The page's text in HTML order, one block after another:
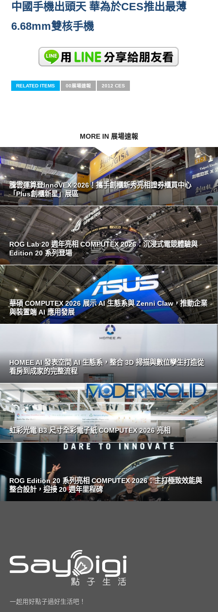
中國手機出頭天 華為於CES推出最薄
6.68mm雙核手機
RELATED ITEMS 00展場速報 2012 CES
MORE IN 展場速報
騰雲運算登InnoVEX 2026！攜手創櫃新秀亮相證券櫃買中心
「Plus創櫃新星」展區
ROG Lab 20 週年亮相 COMPUTEX 2026：沉浸式電競體驗與
Edition 20 系列登場
華碩 COMPUTEX 2026 展示 AI 生態系與 Zenni Claw，推動企業
與裝置端 AI 應用發展
HOMEE AI 發表空間 AI 生態系，整合 3D 掃描與數位孿生打造從
看房到成家的完整流程
虹彩光電 B3 尺寸全彩電子紙 COMPUTEX 2026 亮相
ROG Edition 20 系列亮相 COMPUTEX 2026：主打極致效能與
整合設計，迎接 20 週年里程碑
一起用好點子過好生活吧！